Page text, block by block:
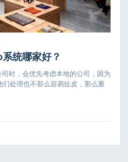
统哪家好？
时，会优先考虑本地的公司，因为
处理也不那么容易扯皮，那么重